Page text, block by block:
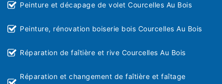
Peinture et décapage de volet Courcelles Au Bois
Peinture, rénovation boiserie bois Courcelles Au Bois
Réparation de faîtière et rive Courcelles Au Bois
Réparation et changement de faîtière et faîtage